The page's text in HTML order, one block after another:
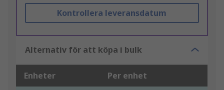
Kontrollera leveransdatum
Alternativ för att köpa i bulk
Enheter Per enhet